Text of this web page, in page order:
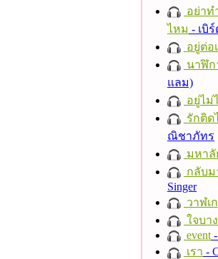
อย่าท
ไหม - เบิ
อยู่ต่อ
นาฬิก
แลม)
อยู่ไม่
รักติด
ณิชาภัทร
มหาลั
กลับม
Singer
วาฬเ
ใจบาง
event
เรา -